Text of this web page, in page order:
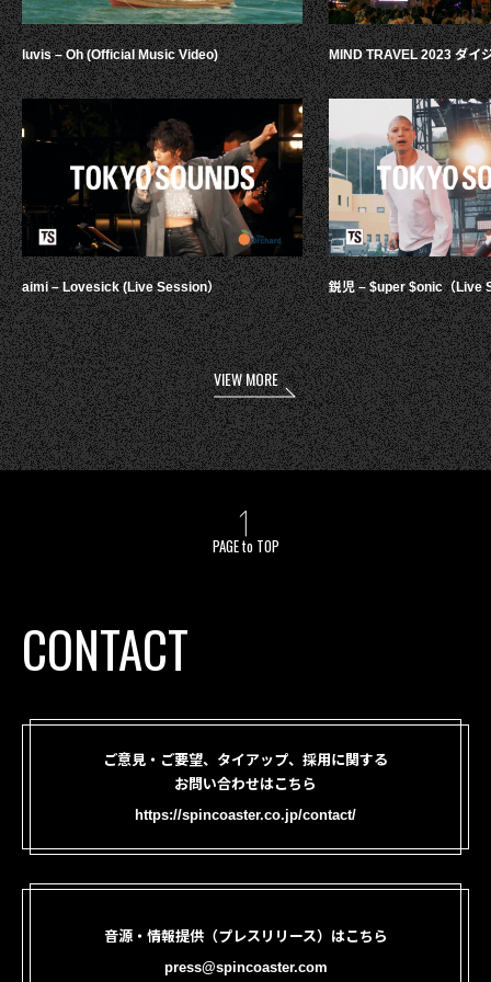
luvis – Oh (Official Music Video)
aimi – Lovesick (Live Session）
MIND TRAVEL 2023 ダイ
鋭児 – $uper $onic（Live
VIEW MORE
PAGE to TOP
CONTACT
ご意見・ご要望、タイアップ、採用に関する
お問い合わせはこちら
https://spincoaster.co.jp/contact/
音源・情報提供（プレスリリース）はこちら
press@spincoaster.com